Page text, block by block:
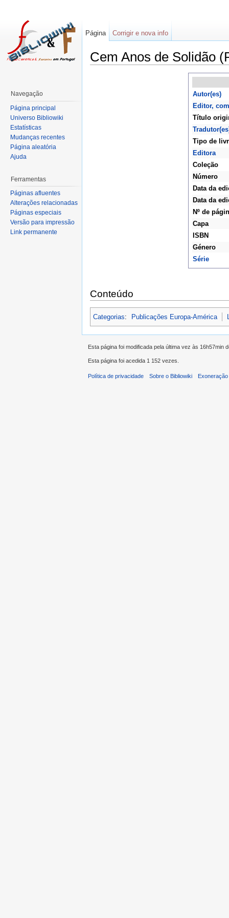
Cem Anos de Solidão
Autor(es)
Editor,
Título
Tipo de
Editora
Coleção
Número
Data da
Data da
Nº de
Capa
ISBN
Género
Série
Conteúdo
Categorias: Publicações Europa-América
Página Corrigir e nova info
Navegação
Página principal
Universo Bibliowiki
Estatísticas
Mudanças recentes
Página aleatória
Ajuda
Ferramentas
Páginas afluentes
Alterações relacionadas
Páginas especiais
Versão para impressão
Link permanente
Esta página foi modificada pela última vez às 16h57min
Esta página foi acedida 1 152 vezes.
Política de privacidade Sobre o Bibliowiki